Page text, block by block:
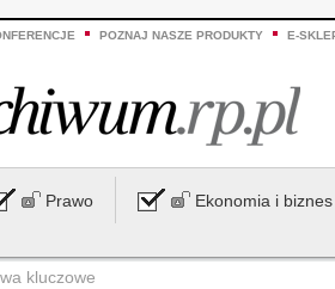
POZNAJ NASZE PRODUKTY E-
Prawo Ekonomia i biznes